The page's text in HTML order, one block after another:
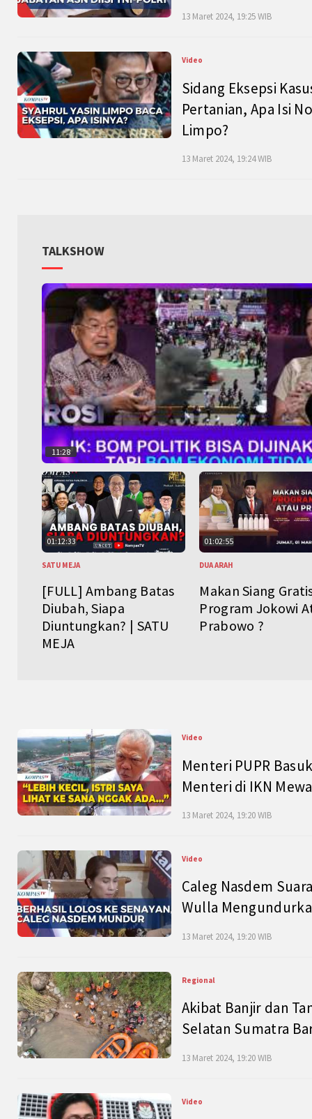
13 Maret 2024, 19:25 WIB
Video
Sidang Eksepsi
Pertanian, Apa Isi
Limpo?
13 Maret 2024, 19:24 WIB
TALKSHOW
11:28
01:12:33
SATU MEJA
[FULL] Ambang Batas
Diubah, Siapa
Diuntungkan? | SATU
MEJA
01:02:55
DUA ARAH
Makan Siang
Program Jokowi
Prabowo ?
Video
Menteri PUPR
Menteri di IKN
13 Maret 2024, 19:20 WIB
Video
Caleg Nasdem
Wulla
13 Maret 2024, 19:20 WIB
Regional
Akibat Banjir dan
Selatan Sumatra
13 Maret 2024, 19:20 WIB
Video